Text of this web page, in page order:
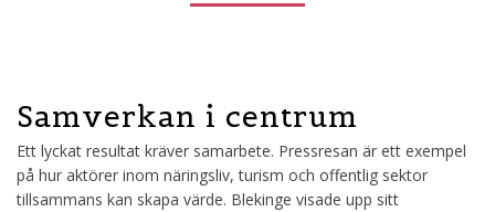
Samverkan i centrum
Ett lyckat resultat kräver samarbete. Pressresan är ett exempel
på hur aktörer inom näringsliv, turism och offentlig sektor
tillsammans kan skapa värde. Blekinge visade upp sitt